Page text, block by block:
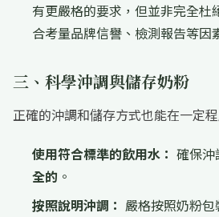
有更嚴格的要求，但並非完全杜
合考量品牌信譽、檢測報告等因
三、科學沖調與儲存奶粉
正確的沖調和儲存方式也能在一定
使用符合標準的飲用水： 確保沖
全的 。
按照說明沖調： 嚴格按照奶粉包